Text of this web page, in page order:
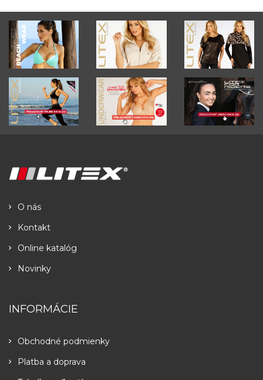
O nás
Kontakt
Online katalóg
Novinky
INFORMÁCIE
Obchodné podmienky
Platba a doprava